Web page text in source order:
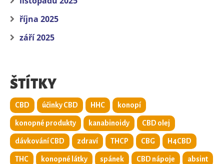
října 2025
září 2025
ŠTÍTKY
CBD účinky CBD HHC konopí
konopné produkty kanabinoidy CBD olej
dávkování CBD zdraví THCP CBG H4CBD
THC konopné látky spánek CBD nápoje absint